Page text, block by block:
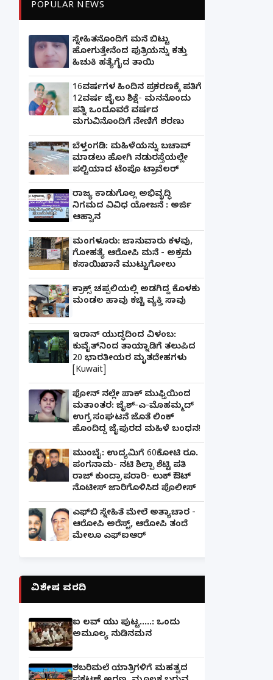
POPULAR NEWS
ಸ್ನೇಹಿತನೊಂದಿಗೆ ಮನೆ ಬಿಟ್ಟು
ಹೋಗುತ್ತೇನೆಂದ ಪುತ್ರಿಯನ್ನು ಕತ್ತು
ಹಿಚುಕಿ ಹತ್ಯೆಗೈದ ತಾಯಿ
16ವರ್ಷಗಳ ಹಿಂದಿನ ಪ್ರಕರಣಕ್ಕೆ ಪತಿಗೆ
12ವರ್ಷ ಜೈಲು ಶಿಕ್ಷೆ- ಮನನೊಂದು
ಪತ್ನಿ ಒಂದೂವರೆ ವರ್ಷದ
ಮಗುವಿನೊಂದಿಗೆ ನೇಣಿಗೆ ಶರಣು
ಬೆಳ್ತಂಗಡಿ: ಮಹಿಳೆಯನ್ನು ಬಚಾವ್
ಮಾಡಲು ಹೋಗಿ ನಡುರಸ್ತೆಯಲ್ಲೇ
ಪಲ್ಟಿಯಾದ ಟೆಂಪೊ ಟ್ರಾವೆಲರ್
ರಾಜ್ಯ ಕಾಡುಗೊಲ್ಲ ಅಭಿವೃದ್ಧಿ
ನಿಗಮದ ವಿವಿಧ ಯೋಜನೆ : ಅರ್ಜಿ
ಆಹ್ವಾನ
ಮಂಗಳೂರು: ಜಾನುವಾರು ಕಳವು,
ಗೋಹತ್ಯೆ ಆರೋಪಿ ಮನೆ - ಅಕ್ರಮ
ಕಸಾಯಿಖಾನೆ ಮುಟ್ಟುಗೋಲು
ಕ್ರಾಕ್ಸ್ ಚಪ್ಪಲಿಯಲ್ಲಿ ಅಡಗಿದ್ದ ಕೊಳಕು
ಮಂಡಲ ಹಾವು ಕಚ್ಚಿ ವ್ಯಕ್ತಿ ಸಾವು
ಇರಾನ್ ಯುದ್ಧದಿಂದ ವಿಳಂಬ:
ಕುವೈತ್‌ನಿಂದ ತಾಯ್ನಾಡಿಗೆ ತಲುಪಿದ
20 ಭಾರತೀಯರ ಮೃತದೇಹಗಳು
[Kuwait]
ಫೋನ್ ನಲ್ಲೇ ಪಾಕ್ ಮುಫ್ತಿಯಿಂದ
ಮತಾಂತರ: ಜೈಶ್-ಎ-ಮೊಹಮ್ಮದ್
ಉಗ್ರ ಸಂಘಟನೆ ಜೊತೆ ಲಿಂಕ್
ಹೊಂದಿದ್ದ ಜೈಪುರದ ಮಹಿಳೆ ಬಂಧನ!
ಮುಂಬೈ: ಉದ್ಯಮಿಗೆ 60ಕೋಟಿ ರೂ.
ಪಂಗನಾಮ- ನಟಿ ಶಿಲ್ಪಾ ಶೆಟ್ಟಿ ಪತಿ
ರಾಜ್ ಕುಂದ್ರಾ ಪರಾರಿ- ಲುಕ್ ಔಟ್
ನೊಟೀಸ್ ಜಾರಿಗೊಳಿಸಿದ ಪೊಲೀಸ್
ಎಫ್‌ಬಿ ಸ್ನೇಹಿತೆ ಮೇಲೆ ಅತ್ಯಾಚಾರ -
ಆರೋಪಿ ಅರೆಸ್ಟ್, ಆರೋಪಿ ತಂದೆ
ಮೇಲೂ ಎಫ್ಐಆರ್
ವಿಶೇಷ ವರದಿ
ಐ ಲವ್ ಯು ಪುಟ್ಟ.....: ಒಂದು
ಅಮೂಲ್ಯ ನುಡಿನಮನ
ಶಬರಿಮಲೆ ಯಾತ್ರಿಗಳಿಗೆ ಮಹತ್ವದ